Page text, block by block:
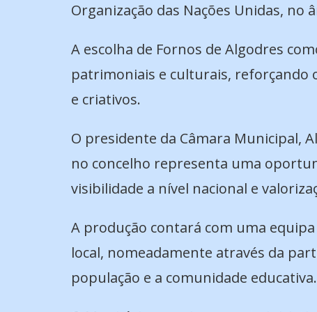
Organização das Nações Unidas, no
A escolha de Fornos de Algodres
patrimoniais e culturais, reforçando
e criativos.
O presidente da Câmara Municipal,
no concelho representa uma
visibilidade a nível nacional e
A produção contará com uma
local, nomeadamente através da
população e a comunidade educativa.